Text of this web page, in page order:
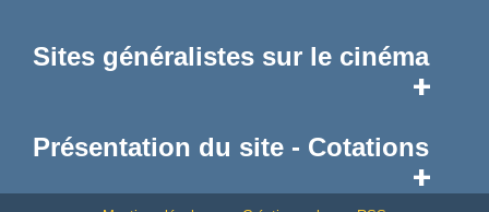
Sites généralistes sur le cinéma
+
Présentation du site - Cotations
+